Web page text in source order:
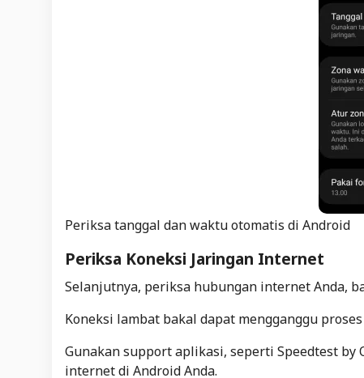
Periksa tanggal dan waktu otomatis di Android
Periksa Koneksi Jaringan Internet
Selanjutnya, periksa hubungan internet Anda,
Koneksi lambat bakal dapat mengganggu
Gunakan support aplikasi, seperti Speedtest
internet di Android Anda.